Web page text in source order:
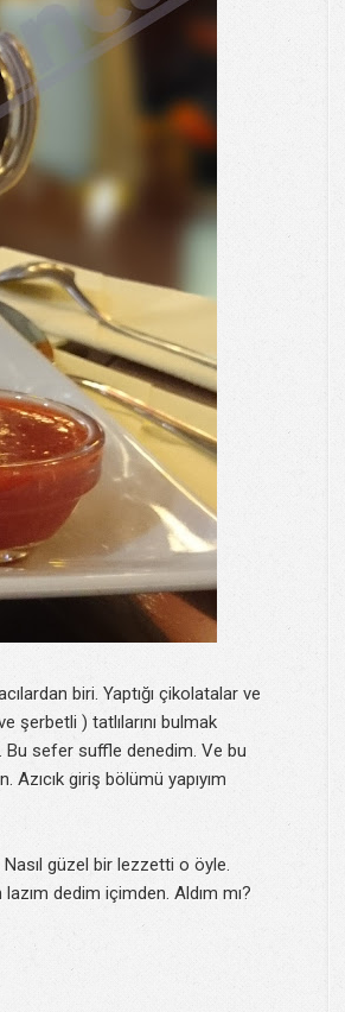
biri. Yaptığı çikolatalar ve
şerbetli ) tatlılarını bulmak
Bu sefer suffle denedim. Ve bu
Azıcık giriş bölümü yapıyım
güzel bir lezzetti o öyle.
dedim içimden. Aldım mı?